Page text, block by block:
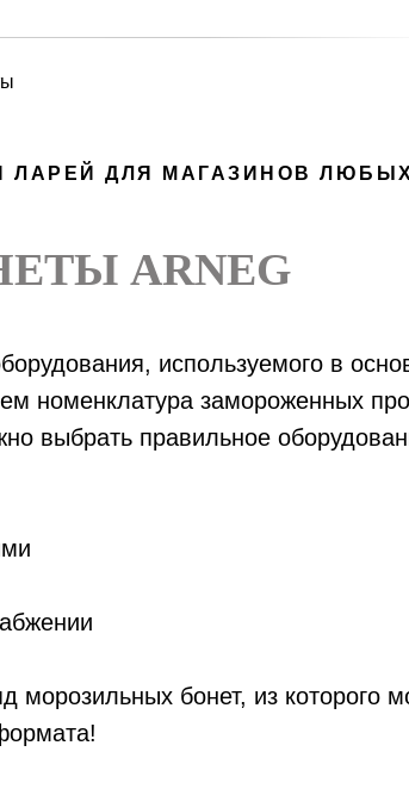
ЛАРЕЙ ДЛЯ МАГАЗИНОВ
ARNEG
используемого в
номенклатура замороженных
выбрать правильное
бонет, из которого